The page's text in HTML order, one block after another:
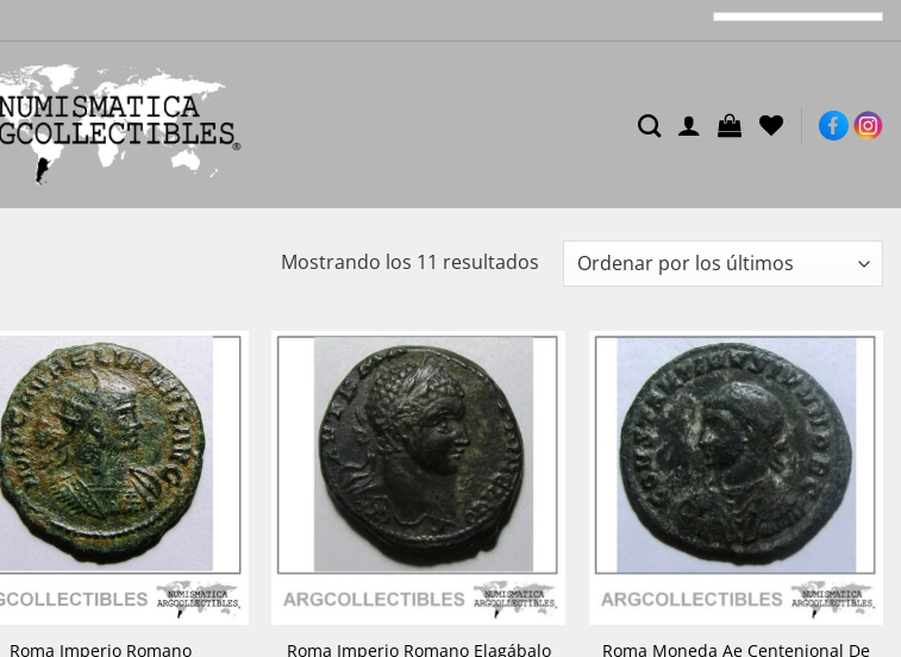
Mostrando los 11 resultadosOrdenado
por
últimos
Roma Imperio Romano
Roma Imperio Romano Elagábalo
Roma Moneda Ae Centenional De